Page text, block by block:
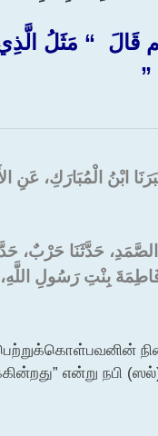
قَالَ ‏ “‏ مَثَلُ
‏”‏
ابْنُ الْمُبَارَكِ،
حَدَّثَنَا حَرْبٌ،
بِنْتِ رَسُولِ اللَّهِ،
என்று நபி